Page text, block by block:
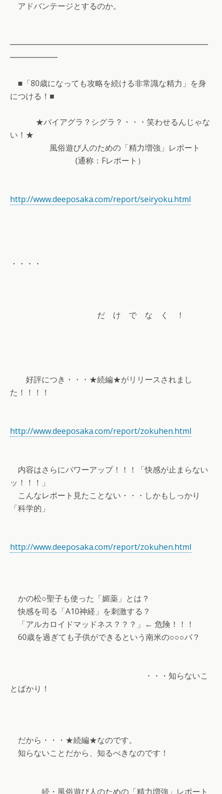
アドバンテージとするのか。
━━━━━━━━━━━━━━━━━━━━━━━━━
━━━━━━
■「80歳になっても攻略を続ける非常識な精力」を身
につける！■
★バイアグラ？シグラ？・・・笑わせるんじゃな
い！★
風俗遊び人のための「精力増強」レポート
(通称：Fレポート）
http://www.deeposaka.com/report/seiryoku.html
・・・・
だ け で な く ！
好評につき・・・★続編★がリリースされまし
た！！！！
http://www.deeposaka.com/report/zokuhen.html
内容はさらにパワーアップ！！！「快感が止まらない
ッ！！！」
こんなレポート見たことない・・・しかもしっかり
「科学的」
http://www.deeposaka.com/report/zokuhen.html
かの松○聖子も使った「媚薬」とは？
快感を司る「A10神経」を刺激する？
「アルカロイドマッドネス？？？」← 危険！！！
60歳を過ぎても子供ができるという南米の○○○バ？
・・・知らないこ
とばかり！
だから・・・★続編★なのです。
知らないことだから、知るべきなのです！
続・風俗遊び人のための「精力増強」レポート